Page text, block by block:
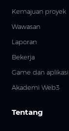
Kemajuan proyek
Wawasan
Laporan
Bekerja
Game dan aplikasi
Akademi Web3
Tentang